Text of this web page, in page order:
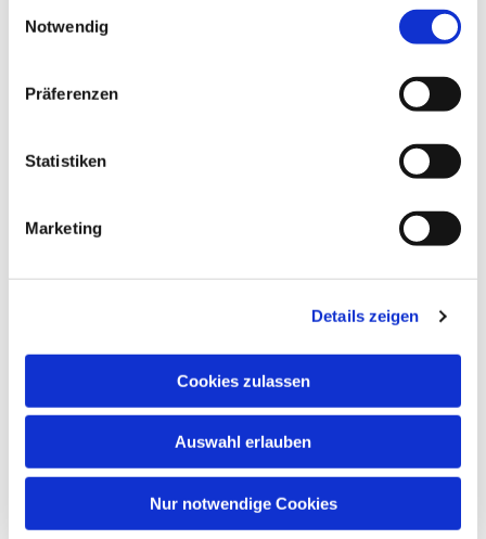
Notwendig
Präferenzen
Statistiken
Marketing
Details zeigen
Cookies zulassen
Auswahl erlauben
Nur notwendige Cookies
Dies könnte Sie auch
interessieren